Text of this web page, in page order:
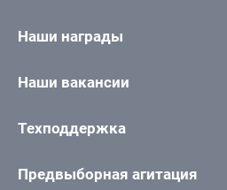
Наши награды
Наши вакансии
Техподдержка
Предвыборная агитация